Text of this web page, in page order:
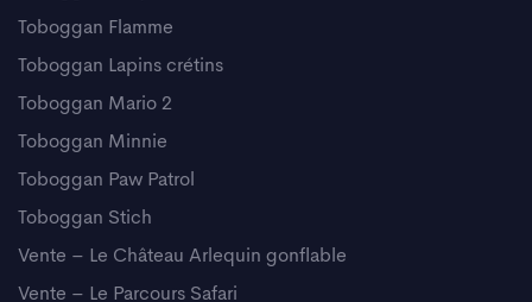
Toboggan Flamme
Toboggan Lapins crétins
Toboggan Mario 2
Toboggan Minnie
Toboggan Paw Patrol
Toboggan Stich
Vente – Le Château Arlequin gonflable
Vente – Le Parcours Safari